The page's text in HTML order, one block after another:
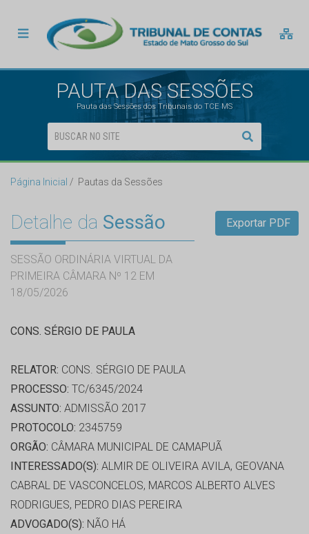
PAUTA DAS SESSÕES
Pauta das Sessões dos Tribunais do TCE MS
Página Inicial Pautas da Sessões
Detalhe da Sessão
SESSÃO ORDINÁRIA VIRTUAL DA
PRIMEIRA CÂMARA Nº 12 EM
18/05/2026
Exportar PDF
CONS. SÉRGIO DE PAULA
RELATOR: CONS. SÉRGIO DE PAULA
PROCESSO: TC/6345/2024
ASSUNTO: ADMISSÃO 2017
PROTOCOLO: 2345759
ORGÃO: CÂMARA MUNICIPAL DE CAMAPUÃ
INTERESSADO(S): ALMIR DE OLIVEIRA AVILA, GEOVANA
CABRAL DE VASCONCELOS, MARCOS ALBERTO ALVES
RODRIGUES, PEDRO DIAS PEREIRA
ADVOGADO(S): NÃO HÁ